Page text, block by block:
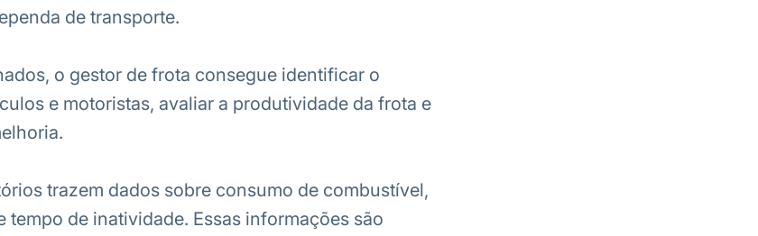
de transporte.
o gestor de frota consegue identificar o
e motoristas, avaliar a produtividade da frota e
trazem dados sobre consumo de combustível,
tempo de inatividade. Essas informações são